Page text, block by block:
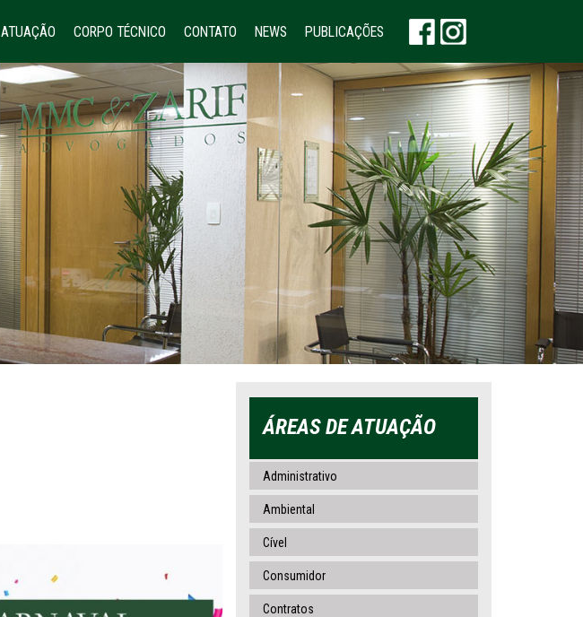
ATUAÇÃO CORPO TÉCNICO CONTATO NEWS PUBLICAÇÕES
ÁREAS DE ATUAÇÃO
Administrativo
Ambiental
Cível
Consumidor
Contratos